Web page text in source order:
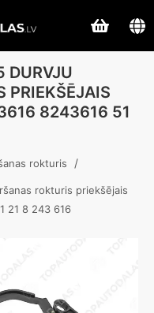
PRIEKŠĒJAIS
8243616 51
rokturis /
rokturis priekšējais
21 8 243 616